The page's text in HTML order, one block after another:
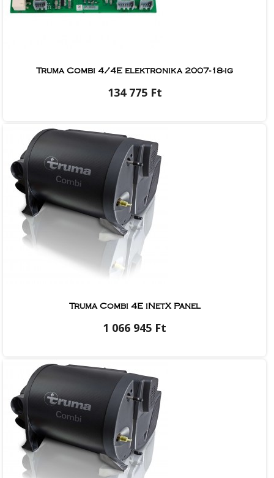
Truma Combi 4/4E elektronika 2007-18-ig
134 775 Ft
Truma Combi 4E iNetX Panel
1 066 945 Ft